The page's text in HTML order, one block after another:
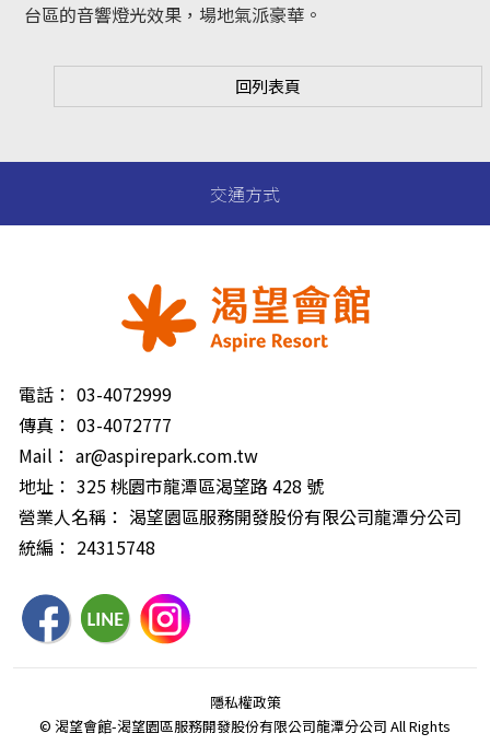
台區的音響燈光效果，場地氣派豪華。
回列表頁
交通方式
電話： 03-4072999
傳真： 03-4072777
Mail： ar@aspirepark.com.tw
地址： 325 桃園市龍潭區渴望路 428 號
營業人名稱： 渴望園區服務開發股份有限公司龍潭分公司
統編： 24315748
隱私權政策
© 渴望會館-渴望園區服務開發股份有限公司龍潭分公司 All Rights